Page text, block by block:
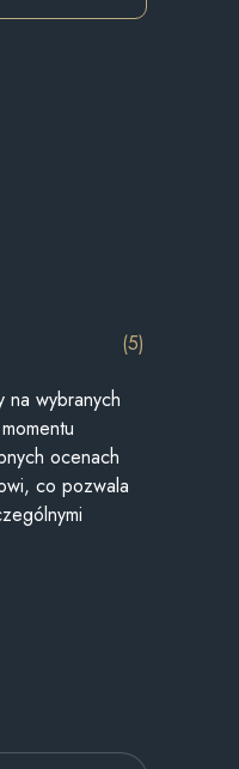
(5)
na wybranych
ocenach
co pozwala